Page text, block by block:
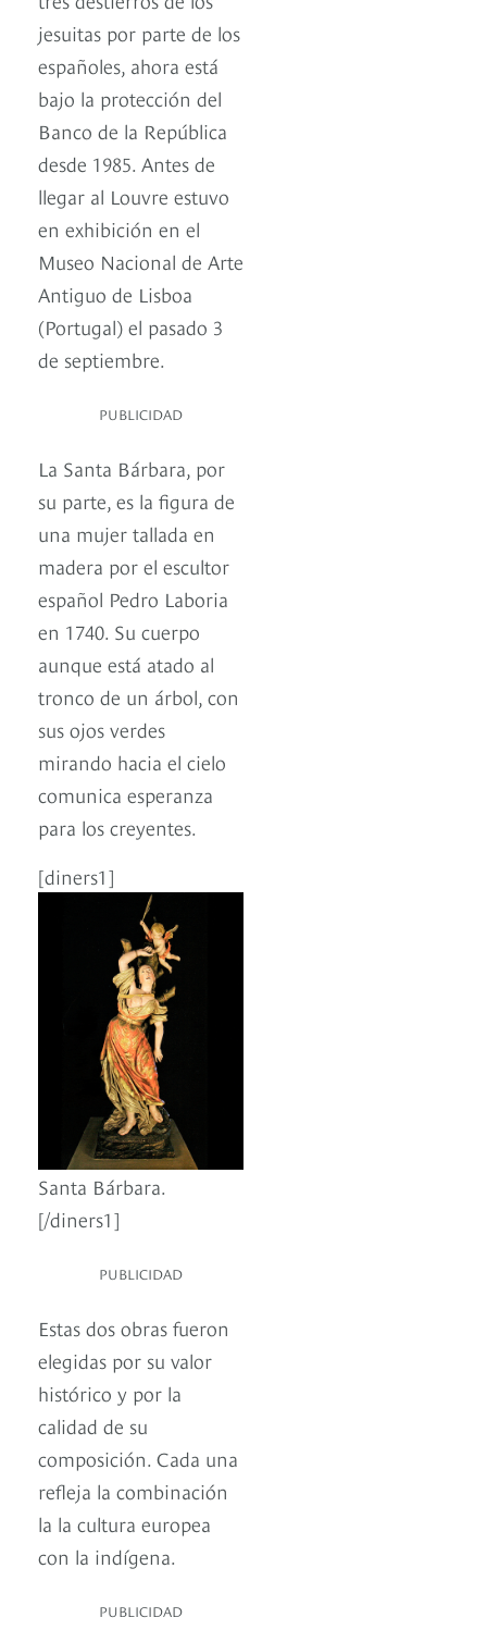
jesuitas por parte de los
españoles, ahora está
bajo la protección del
Banco de la República
desde 1985. Antes de
llegar al Louvre estuvo
en exhibición en el
Museo Nacional de Arte
Antiguo de Lisboa
(Portugal) el pasado 3
de septiembre.
PUBLICIDAD
La Santa Bárbara, por
su parte, es la figura de
una mujer tallada en
madera por el escultor
español Pedro Laboria
en 1740. Su cuerpo
aunque está atado al
tronco de un árbol, con
sus ojos verdes
mirando hacia el cielo
comunica esperanza
para los creyentes.
[diners1]
Santa Bárbara.
[/diners1]
PUBLICIDAD
Estas dos obras fueron
elegidas por su valor
histórico y por la
calidad de su
composición. Cada una
refleja la combinación
la la cultura europea
con la indígena.
PUBLICIDAD